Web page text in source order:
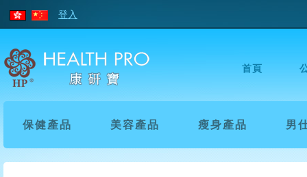
登入
首頁
保健產品 美容產品 瘦身產品 男